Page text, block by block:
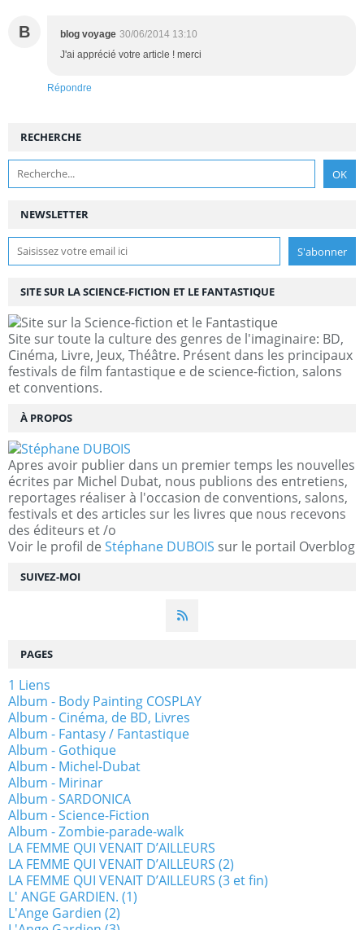
B blog voyage 30/06/2014 13:10
J'ai apprécié votre article ! merci
Répondre
NEWSLETTER
SUIVEZ-MOI
RECHERCHE
SITE SUR LA SCIENCE-FICTION ET LE FANTASTIQUE
Site sur toute la culture des genres de l'imaginaire: BD,
Cinéma, Livre, Jeux, Théâtre. Présent dans les principaux
festivals de film fantastique e de science-fiction, salons
et conventions.
À PROPOS
Apres avoir publier dans un premier temps les nouvelles
écrites par Michel Dubat, nous publions des entretiens,
reportages réaliser à l'occasion de conventions, salons,
festivals et des articles sur les livres que nous recevons
des éditeurs et /o
Voir le profil de Stéphane DUBOIS sur le portail Overblog
PAGES
1 Liens
Album - Body Painting COSPLAY
Album - Cinéma, de BD, Livres
Album - Fantasy / Fantastique
Album - Gothique
Album - Michel-Dubat
Album - Mirinar
Album - SARDONICA
Album - Science-Fiction
Album - Zombie-parade-walk
LA FEMME QUI VENAIT D’AILLEURS
LA FEMME QUI VENAIT D’AILLEURS (2)
LA FEMME QUI VENAIT D’AILLEURS (3 et fin)
L' ANGE GARDIEN. (1)
L'Ange Gardien (2)